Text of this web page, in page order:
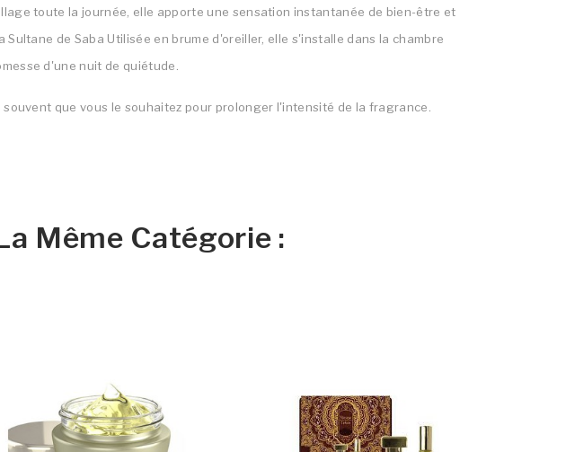
toute la journée, elle apporte une sensation instantanée de bien-être et
de Saba Utilisée en brume d'oreiller, elle s'installe dans la chambre
d'une nuit de quiétude.
que vous le souhaitez pour prolonger l'intensité de la fragrance.
Même Catégorie :